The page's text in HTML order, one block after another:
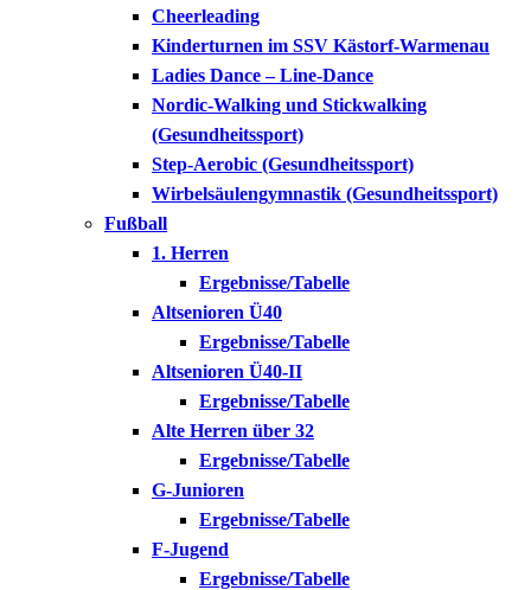
Cheerleading
Kinderturnen im SSV Kästorf-Warmenau
Ladies Dance – Line-Dance
Nordic-Walking und Stickwalking
(Gesundheitssport)
Step-Aerobic (Gesundheitssport)
Wirbelsäulengymnastik (Gesundheitssport)
Fußball
1. Herren
Ergebnisse/Tabelle
Altsenioren Ü40
Ergebnisse/Tabelle
Altsenioren Ü40-II
Ergebnisse/Tabelle
Alte Herren über 32
Ergebnisse/Tabelle
G-Junioren
Ergebnisse/Tabelle
F-Jugend
Ergebnisse/Tabelle